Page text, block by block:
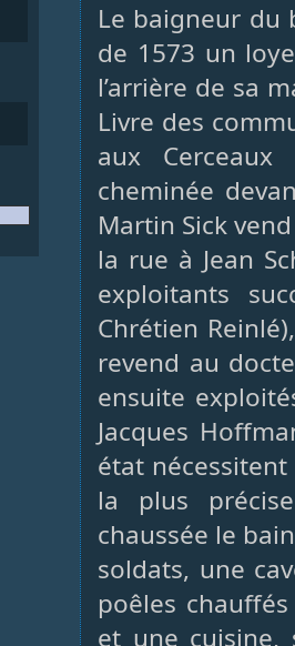
Le baigneur du
de 1573 un
l’arrière de sa
Livre des
aux
cheminée
Martin Sick
la rue à Jean
exploitants
Chrétien
revend au
ensuite
Jacques
état
la plus
chaussée le
soldats, une
poêles
et une cuisine,